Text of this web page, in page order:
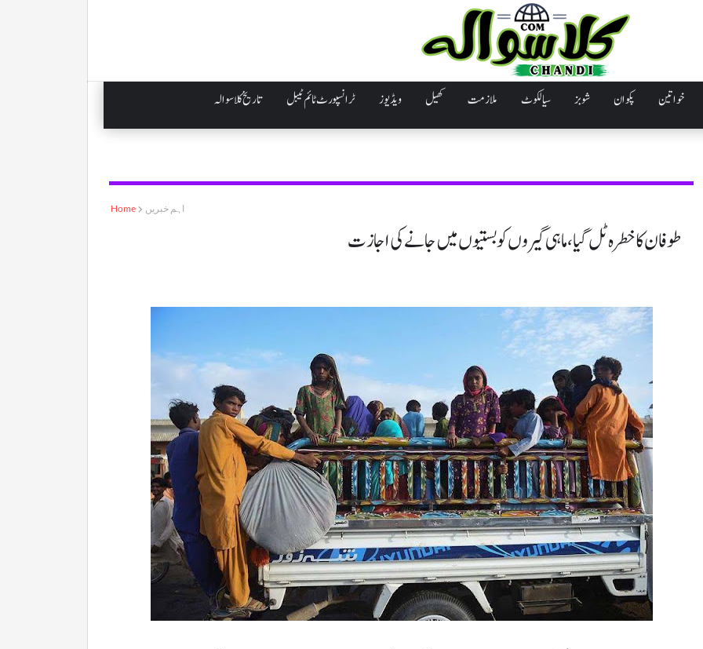
خواتین پکوان شوبز سیالکوٹ ملازمت کھیل ویڈیوز ٹرانسپورٹ ٹائم ٹیبل تاریخ کلاسوالہ
Home اہم خبریں
طوفان کا خطرہ ٹل گیا، ماہی گیروں کو بستیوں میں جانے کی اجازت